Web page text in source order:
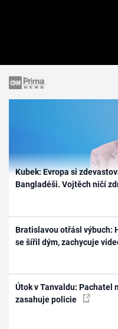
Kubek: Evropa si
Bangladéši. Vojtěch ničí
Bratislavou otřásl výbuch:
se šířil dým, zachycuje
Útok v Tanvaldu: Pachatel
zasahuje policie